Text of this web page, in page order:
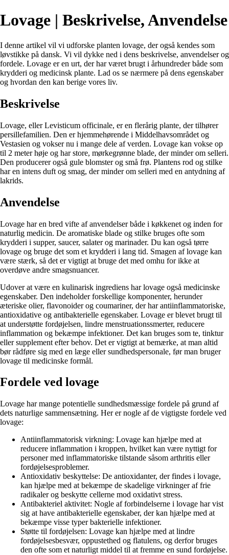
Lovage | Beskrivelse, Anvendelse
I denne artikel vil vi udforske planten lovage, der også kendes som
løvstikke på dansk. Vi vil dykke ned i dens beskrivelse, anvendelser og
fordele. Lovage er en urt, der har været brugt i århundreder både som
krydderi og medicinsk plante. Lad os se nærmere på dens egenskaber
og hvordan den kan berige vores liv.
Beskrivelse
Lovage, eller Levisticum officinale, er en flerårig plante, der tilhører
persillefamilien. Den er hjemmehørende i Middelhavsområdet og
Vestasien og vokser nu i mange dele af verden. Lovage kan vokse op
til 2 meter høje og har store, mørkegrønne blade, der minder om selleri.
Den producerer også gule blomster og små frø. Plantens rod og stilke
har en intens duft og smag, der minder om selleri med en antydning af
lakrids.
Anvendelse
Lovage har en bred vifte af anvendelser både i køkkenet og inden for
naturlig medicin. De aromatiske blade og stilke bruges ofte som
krydderi i supper, saucer, salater og marinader. Du kan også tørre
lovage og bruge det som et krydderi i lang tid. Smagen af lovage kan
være stærk, så det er vigtigt at bruge det med omhu for ikke at
overdøve andre smagsnuancer.
Udover at være en kulinarisk ingrediens har lovage også medicinske
egenskaber. Den indeholder forskellige komponenter, herunder
æteriske olier, flavonoider og coumariner, der har antiinflammatoriske,
antioxidative og antibakterielle egenskaber. Lovage er blevet brugt til
at understøtte fordøjelsen, lindre menstruationssmerter, reducere
inflammation og bekæmpe infektioner. Det kan bruges som te, tinktur
eller supplement efter behov. Det er vigtigt at bemærke, at man altid
bør rådføre sig med en læge eller sundhedspersonale, før man bruger
lovage til medicinske formål.
Fordele ved lovage
Lovage har mange potentielle sundhedsmæssige fordele på grund af
dets naturlige sammensætning. Her er nogle af de vigtigste fordele ved
lovage:
Antiinflammatorisk virkning: Lovage kan hjælpe med at
reducere inflammation i kroppen, hvilket kan være nyttigt for
personer med inflammatoriske tilstande såsom arthritis eller
fordøjelsesproblemer.
Antioxidativ beskyttelse: De antioxidanter, der findes i lovage,
kan hjælpe med at bekæmpe de skadelige virkninger af frie
radikaler og beskytte cellerne mod oxidativt stress.
Antibakteriel aktivitet: Nogle af forbindelserne i lovage har vist
sig at have antibakterielle egenskaber, der kan hjælpe med at
bekæmpe visse typer bakterielle infektioner.
Støtte til fordøjelsen: Lovage kan hjælpe med at lindre
fordøjelsesbesvær, oppustethed og flatulens, og derfor bruges
den ofte som et naturligt middel til at fremme en sund fordøjelse.